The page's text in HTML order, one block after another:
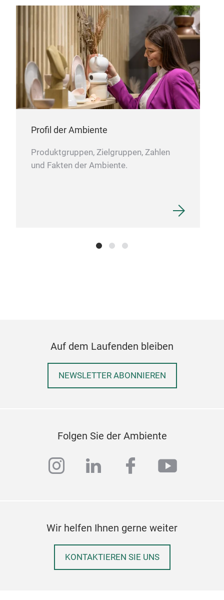
Profil der Ambiente
Produktgruppen, Zielgruppen, Zahlen
und Fakten der Ambiente.
Auf dem Laufenden bleiben
NEWSLETTER ABONNIEREN
Folgen Sie der Ambiente
instagram
linkedinfacebook
Wir helfen Ihnen gerne weiter
KONTAKTIEREN SIE UNS